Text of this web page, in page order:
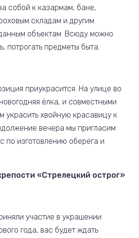
собой к казармам, бане,
складам и другим
объектам. Всюду можно
потрогать предметы быта.
приукрасится. На улице во
ёлка, и совместными
украсить хвойную красавицу к
вечера мы пригласим
по изготовлению оберега и
«Стрелецкий острог»
участие в украшении
года, вас будет ждать